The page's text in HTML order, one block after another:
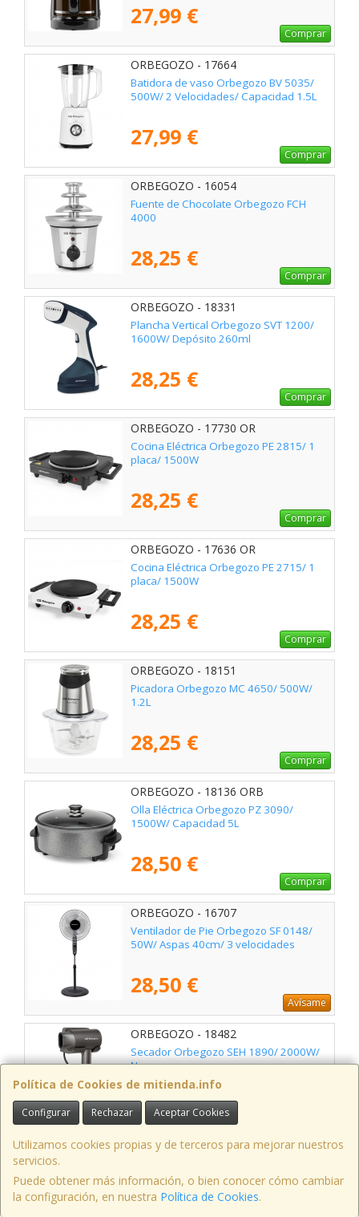
27,99 €
Comprar
ORBEGOZO - 17664
Batidora de vaso Orbegozo BV 5035/
500W/ 2 Velocidades/ Capacidad 1.5L
27,99 €
Comprar
ORBEGOZO - 16054
Fuente de Chocolate Orbegozo FCH
4000
28,25 €
Comprar
ORBEGOZO - 18331
Plancha Vertical Orbegozo SVT 1200/
1600W/ Depósito 260ml
28,25 €
Comprar
ORBEGOZO - 17730 OR
Cocina Eléctrica Orbegozo PE 2815/ 1
placa/ 1500W
28,25 €
Comprar
ORBEGOZO - 17636 OR
Cocina Eléctrica Orbegozo PE 2715/ 1
placa/ 1500W
28,25 €
Comprar
ORBEGOZO - 18151
Picadora Orbegozo MC 4650/ 500W/
1.2L
28,25 €
Comprar
ORBEGOZO - 18136 ORB
Olla Eléctrica Orbegozo PZ 3090/
1500W/ Capacidad 5L
28,50 €
Comprar
ORBEGOZO - 16707
Ventilador de Pie Orbegozo SF 0148/
50W/ Aspas 40cm/ 3 velocidades
28,50 €
Avísame
ORBEGOZO - 18482
Secador Orbegozo SEH 1890/ 2000W/
Negro
30,25 €
ORBEGOZO - 18480
Rizador y Secador para pelo Orbegozo
AirFlow Stylish SET 8000/ Blanco
Política de Cookies de mitienda.info
Configurar Rechazar Aceptar Cookies
Utilizamos cookies propias y de terceros para mejorar nuestros
servicios.
Puede obtener más información, o bien conocer cómo cambiar
la configuración, en nuestra Política de Cookies.